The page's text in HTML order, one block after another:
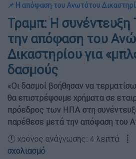
📌 Η απόφαση του Ανωτάτου
Τραμπ: Η συνέντευξη
την απόφαση του
Δικαστηρίου για
δασμούς
«Οι δασμοί βοήθησαν να
θα επιστρέψουμε χρήματα σε
πρόεδρος των ΗΠΑ στη
παρέθεσε μετά την απόφαση του
🕛 χρόνος ανάγνωσης: 4 λεπτά
σχολιασμό